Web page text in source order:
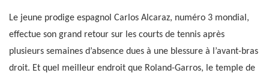
Le jeune prodige espagnol Carlos Alcaraz, numéro 3 mondial,
effectue son grand retour sur les courts de tennis après
plusieurs semaines d’absence dues à une blessure à l’avant-bras
droit. Et quel meilleur endroit que Roland-Garros, le temple de